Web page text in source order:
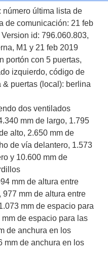
número última lista de
de comunicación: 21 feb
id: 796.060.803,
M1 y 21 feb 2019
portón con 5 puertas,
izquierdo, código de
& puertas (local): berlina
dos ventilados
mm de largo, 1.795
alto, 2.650 mm de
de vía delantero, 1.573
y 10.600 mm de
mm de altura entre
mm de altura entre
mm de espacio para
de espacio para las
de anchura en los
mm de anchura en los